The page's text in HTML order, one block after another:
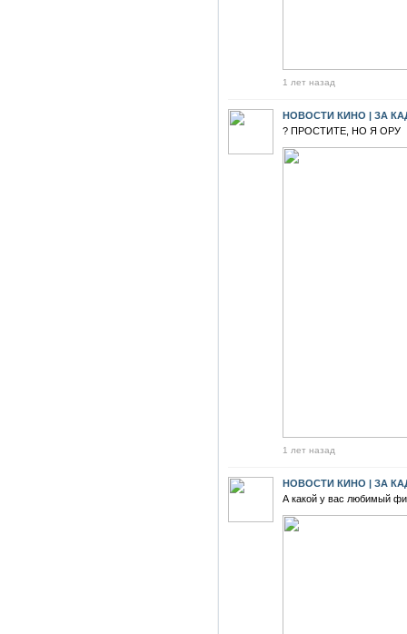
1 лет назад
НОВОСТИ КИНО | ЗА
? ПРОСТИТЕ, НО Я ОРУ
1 лет назад
НОВОСТИ КИНО | ЗА
А какой у вас любимый